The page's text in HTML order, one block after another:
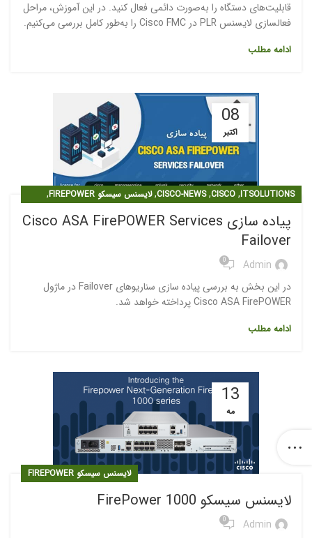
قابلیت‌های دستگاه را به‌صورت دائمی فعال کنید. در این آموزش، مراحل
فعالسازی لایسنس PLR در Cisco FMC را به‌طور کامل بررسی می‌کنیم.
ادامه مطلب
08
اکتبر
ITSOLUTIONS
,
CISCO
,
CISCO-NEWS
,لایسنس سیسکو FIREPOWER ,
پیاده سازی Cisco ASA FirePOWER Services
Failover
Admin
0
در این بخش به بررسی پیاده سازی سناریوهای Failover در ماژول
Cisco ASA FirePOWER پرداخته خواهد شد.
ادامه مطلب
13
مه
لایسنس سیسکو FIREPOWER
لایسنس سیسکو 1000 FirePower
Admin
0